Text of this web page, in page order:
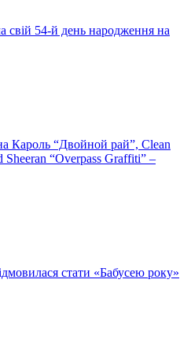
свій 54-й день народження на
Кароль “Двойной рай”, Clean
“Overpass Graffiti” –
стати «Бабусею року»